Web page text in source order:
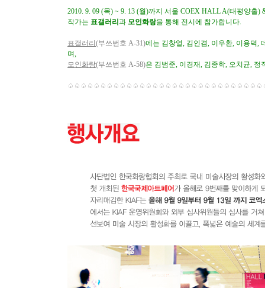
2010. 9. 09 (목) ~ 9. 13 (월)까지 서울 COEX HALL A(태평양
작가는 표갤러리 과 모인화랑을 통해 전시에 참가합니다.
표갤러리 (부쓰번호 A-31)에는 김창열, 김인겸, 이우환, 이용덕,
며,
모인화랑(부쓰번호 A-58)은 김범준, 이경재, 김종학, 오치균,